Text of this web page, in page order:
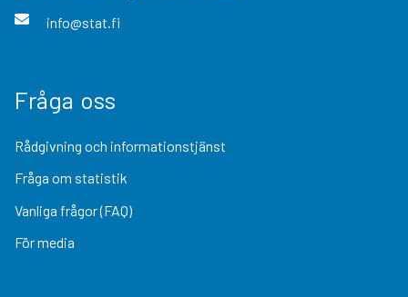
info@stat.fi
Fråga oss
Rådgivning och informationstjänst
Fråga om statistik
Vanliga frågor (FAQ)
För media